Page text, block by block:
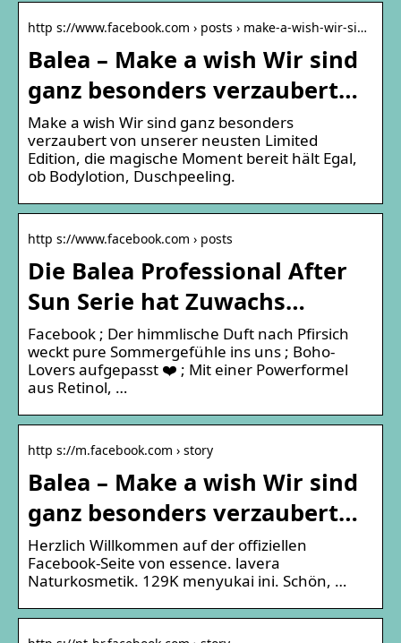
http s://www.facebook.com › posts › make-a-wish-wir-si…
Balea – Make a wish Wir sind
ganz besonders verzaubert…
Make a wish Wir sind ganz besonders
verzaubert von unserer neusten Limited
Edition, die magische Moment bereit hält Egal,
ob Bodylotion, Duschpeeling.
http s://www.facebook.com › posts
Die Balea Professional After
Sun Serie hat Zuwachs…
Facebook ; Der himmlische Duft nach Pfirsich
weckt pure Sommergefühle ins uns ; Boho-
Lovers aufgepasst ❤️ ; Mit einer Powerformel
aus Retinol, …
http s://m.facebook.com › story
Balea – Make a wish Wir sind
ganz besonders verzaubert…
Herzlich Willkommen auf der offiziellen
Facebook-Seite von essence. lavera
Naturkosmetik. 129K menyukai ini. Schön, …